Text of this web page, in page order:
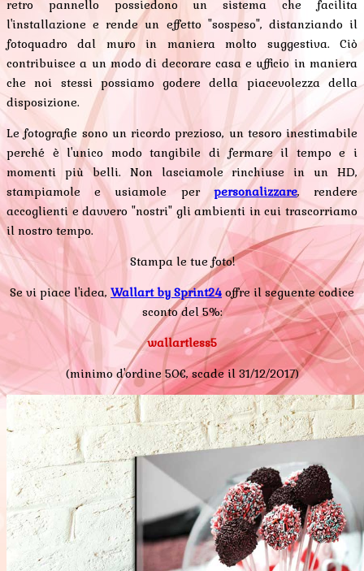
retro pannello possiedono un sistema che facilita
l'installazione e rende un effetto "sospeso", distanziando il
fotoquadro dal muro in maniera molto suggestiva. Ciò
contribuisce a un modo di decorare casa e ufficio in maniera
che noi stessi possiamo godere della piacevolezza della
disposizione.
Le fotografie sono un ricordo prezioso, un tesoro inestimabile
perché è l'unico modo tangibile di fermare il tempo e i
momenti più belli. Non lasciamole rinchiuse in un HD,
stampiamole e usiamole per personalizzare, rendere
accoglienti e davvero "nostri" gli ambienti in cui trascorriamo
il nostro tempo.
Stampa le tue foto!
Se vi piace l'idea, Wallart by Sprint24 offre il seguente codice
sconto del 5%:
wallartless5
(minimo d'ordine 50€, scade il 31/12/2017)